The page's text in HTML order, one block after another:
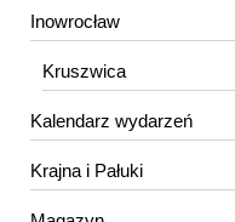
Inowrocław
Kruszwica
Kalendarz wydarzeń
Krajna i Pałuki